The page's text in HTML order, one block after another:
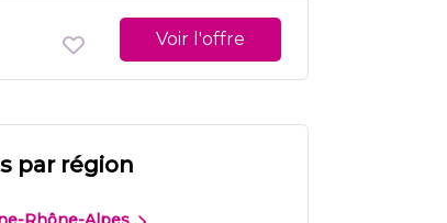
Voir l'offre
par région